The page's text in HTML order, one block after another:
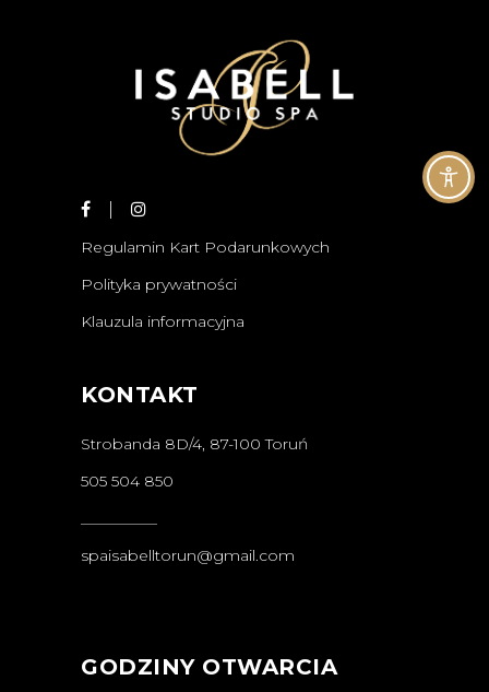
Regulamin Kart Podarunkowych
Polityka prywatności
Klauzula informacyjna
KONTAKT
Strobanda 8D/4, 87-100 Toruń
505 504 850
spaisabelltorun@gmail.com
GODZINY OTWARCIA